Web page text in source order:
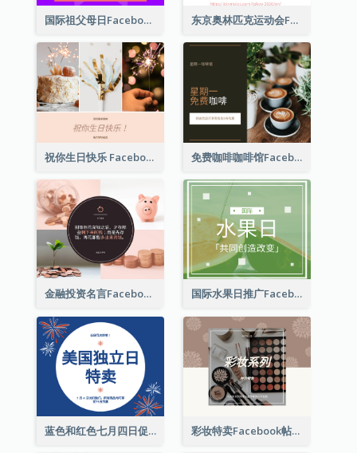
国际祖父母日Facebook帖子 东京奥林匹克运动会Facebook帖子
祝你生日快乐 Facebook 帖子 免费咖啡咖啡馆Facebook帖子
金融投资名言Facebook帖子 国际水果日推广Facebook帖子
蓝色和红色七月四日促销 Facebook 帖子 彩妆特卖Facebook帖子